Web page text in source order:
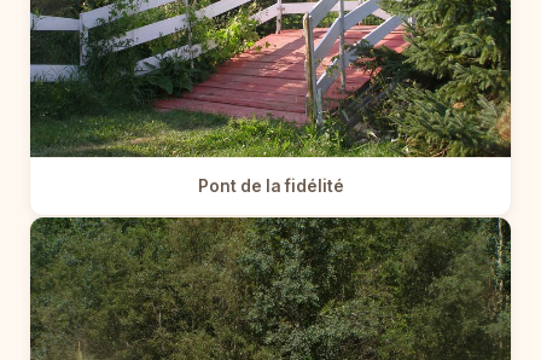
Pont de la fidélité